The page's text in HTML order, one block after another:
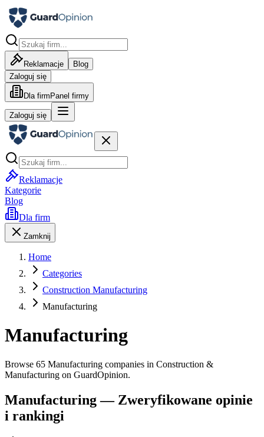
Reklamacje
Blog
Zaloguj się
Dla firm Panel firmy
Zaloguj się
Reklamacje
Kategorie
Blog
Dla firm
Zamknij
Home
Categories
Construction Manufacturing
Manufacturing
Manufacturing
Browse 65 Manufacturing companies in Construction &
Manufacturing on GuardOpinion.
Manufacturing — Zweryfikowane opinie
i rankingi